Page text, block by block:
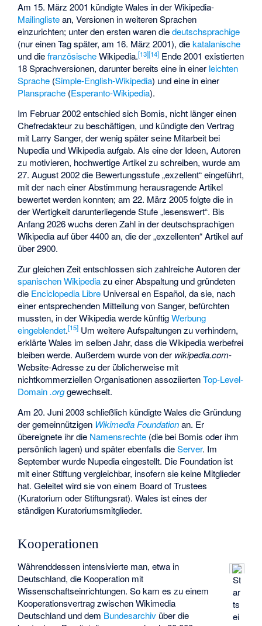
Am 15. März 2001 kündigte Wales in der Wikipedia-
Mailinglistean, Versionen in weiteren Sprachen
einzurichten; unter den ersten waren diedeutschsprachige
(nur einen Tag später, am 16. März 2001), diekatalanische
und diefranzösischeWikipedia.[13][14] Ende 2001 existierten
18 Sprachversionen, darunter bereits eine in einer leichten
Sprache (Simple-English-Wikipedia) und eine in einer
Plansprache (Esperanto-Wikipedia).
Im Februar 2002 entschied sich Bomis, nicht länger einen
Chefredakteur zu beschäftigen, und kündigte den Vertrag
mit Larry Sanger, der wenig später seine Mitarbeit bei
Nupedia und Wikipedia aufgab. Als eine der Ideen, Autoren
zu motivieren, hochwertige Artikel zu schreiben, wurde am
27. August 2002 die Bewertungsstufe „exzellent“ eingeführt,
mit der nach einer Abstimmung herausragende Artikel
bewertet werden konnten; am 22. März 2005 folgte die in
der Wertigkeit darunterliegende Stufe „lesenswert“. Bis
Anfang 2026 wuchs deren Zahl in der deutschsprachigen
Wikipedia auf über 4400 an, die der „exzellenten“ Artikel auf
über 2900.
Zur gleichen Zeit entschlossen sich zahlreiche Autoren der
spanischen Wikipediazu einer Abspaltung und gründeten
die Enciclopedia Libre Universal en Español, da sie, nach
einer entsprechenden Mitteilung von Sanger, befürchten
mussten, in der Wikipedia werde künftigWerbung
eingeblendet.[15] Um weitere Aufspaltungen zu verhindern,
erklärte Wales im selben Jahr, dass die Wikipedia werbefrei
bleiben werde. Außerdem wurde von der wikipedia.com-
Website-Adresse zu der üblicherweise mit
nichtkommerziellen Organisationen assoziiertenTop-Level-
Domain .orggewechselt.
Am 20. Juni 2003 schließlich kündigte Wales die Gründung
der gemeinnützigen Wikimedia Foundationan. Er
übereignete ihr die Namensrechte (die bei Bomis oder ihm
persönlich lagen) und später ebenfalls dieServer. Im
September wurde Nupedia eingestellt. Die Foundation ist
mit einer Stiftung vergleichbar, insofern sie keine Mitglieder
hat. Geleitet wird sie von einem Board of Trustees
(Kuratorium oder Stiftungsrat). Wales ist eines der
ständigen Kuratoriumsmitglieder.
Kooperationen
St
ar
ts
ei
Währenddessen intensivierte man, etwa in
Deutschland, die Kooperation mit
Wissenschaftseinrichtungen. So kam es zu einem
Kooperationsvertrag zwischen Wikimedia
Deutschland und dem Bundesarchiv über die